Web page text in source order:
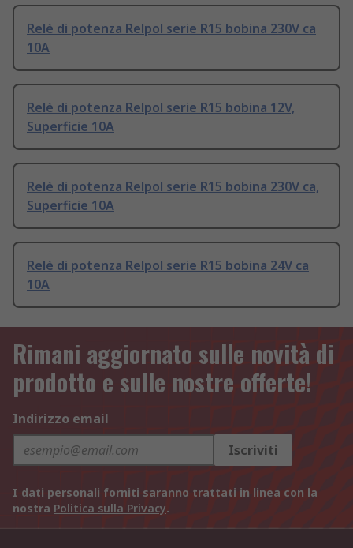
Relè di potenza Relpol serie R15 bobina 230V ca
10A
Relè di potenza Relpol serie R15 bobina 12V,
Superficie 10A
Relè di potenza Relpol serie R15 bobina 230V ca,
Superficie 10A
Relè di potenza Relpol serie R15 bobina 24V ca
10A
Rimani aggiornato sulle novità di
prodotto e sulle nostre offerte!
Indirizzo email
Iscriviti
I dati personali forniti saranno trattati in linea con la
nostra Politica sulla Privacy.